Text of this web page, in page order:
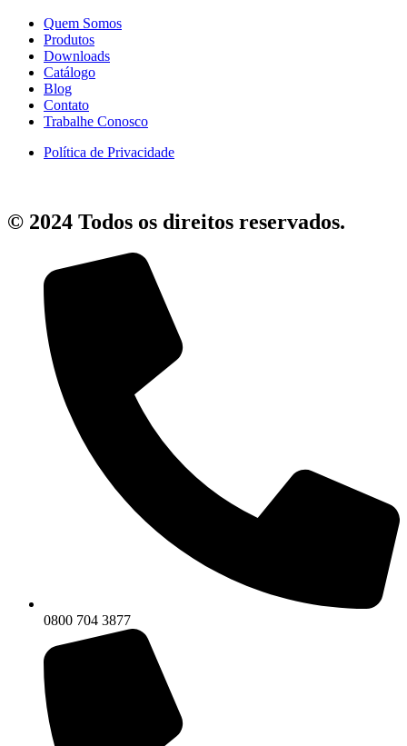
Quem Somos
Produtos
Downloads
Catálogo
Blog
Contato
Trabalhe Conosco
Política de Privacidade
© 2024 Todos os direitos reservados.
0800 704 3877